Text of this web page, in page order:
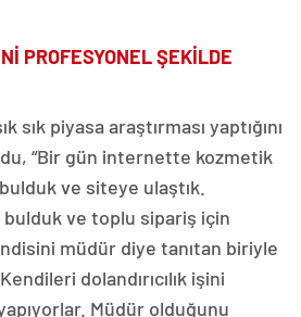
PROFESYONEL ŞEKİLDE
sık piyasa araştırması yaptığını
“Bir gün internette kozmetik
ve siteye ulaştık.
ve toplu sipariş için
müdür diye tanıtan biriyle
dolandırıcılık işini
Müdür olduğunu